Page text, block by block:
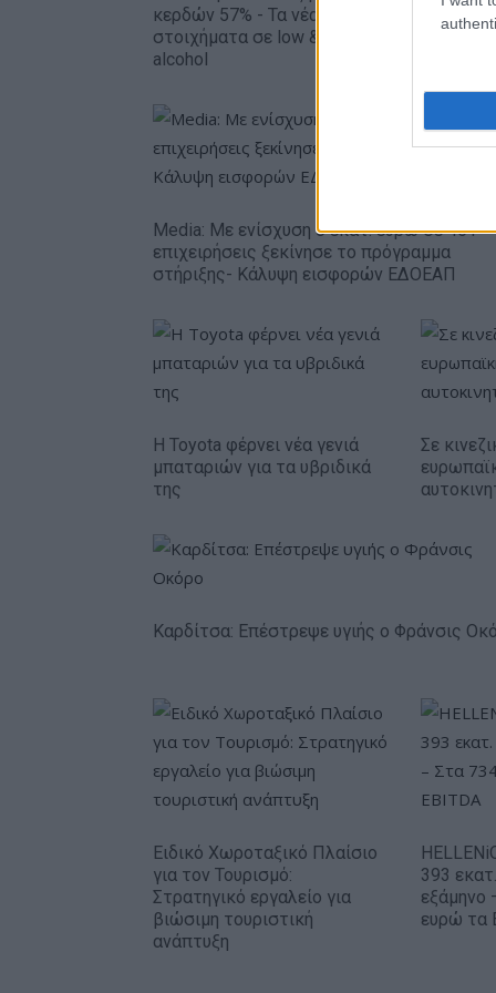
κερδών 57% - Τα νέα
στοιχήματα σε low & non
alcohol
ευρώ
Media: Με ενίσχυση 8 εκατ. ευρώ σε 451
επιχειρήσεις ξεκίνησε το πρόγραμμα
στήριξης- Κάλυψη εισφορών ΕΔΟΕΑΠ
Η Toyota φέρνει νέα γενιά
μπαταριών για τα υβριδικά
της
Σε
Καρδίτσα: Επέστρεψε υγιής ο Φράνσις
Ειδικό Χωροταξικό Πλαίσιο
για τον Τουρισμό:
Στρατηγικό εργαλείο για
βιώσιμη τουριστική
ανάπτυξη
393
εξάμηνο
ευρώ τα